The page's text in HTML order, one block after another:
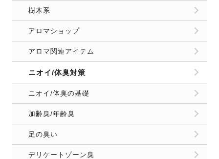
樹木系
アロマショップ
アロマ関連アイテム
ニオイ/体臭対策
ニオイ/体臭の基礎
加齢臭/年齢臭
足の臭い
デリケートゾーン臭